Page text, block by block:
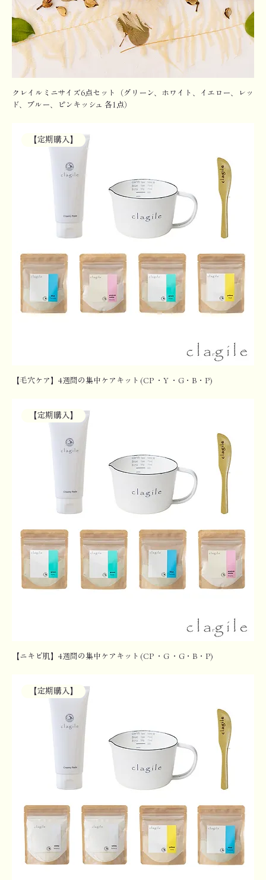
クレイルミニサイズ6点セット（グリーン、ホワイト、イエロー、レッ
ド、ブルー、ピンキッシュ 各1点）
【定期購入】
【毛穴ケア】4週間の集中ケアキット(CP ・Y ・G・B・P)
【定期購入】
【ニキビ肌】4週間の集中ケアキット(CP ・G ・G・B・P)
【定期購入】